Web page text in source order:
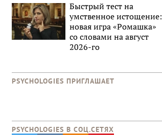
Быстрый тест на
умственное истощение:
новая игра «Ромашка»
со словами на август
2026-го
PSYCHOLOGIES ПРИГЛАШАЕТ
PSYCHOLOGIES В CОЦ.СЕТЯХ